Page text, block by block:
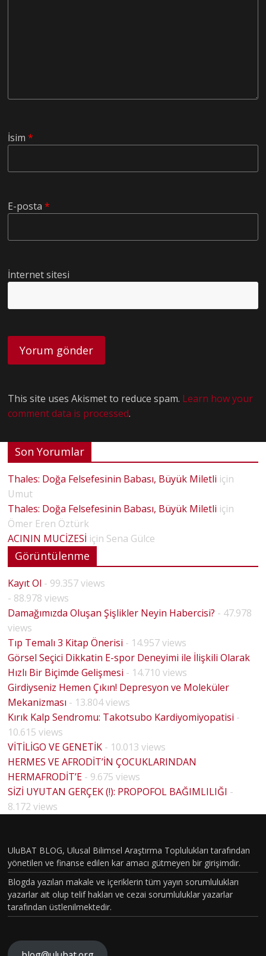
İsim*
E-posta*
İnternet sitesi
This site uses Akismet to reduce spam. Learn how your
comment data is processed.
Son Yorumlar
Thales: Doğa Felsefesinin Babası, Büyük Miletli için
Umut
Thales: Doğa Felsefesinin Babası, Büyük Miletli için
Ömer Eren Öztürk
ACININ MUCİZESİ için Sena Gülce
Görüntülenme
Kayıt Ol - 99.357 views
- 88.978 views
Damağımızda Oluşan Şişlikler Neyin Habercisi? - 47.978
views
Tıp Temalı 3 Kitap Önerisi - 14.957 views
Görsel Seçici Dikkatin E-spor Deneyimi ile İlişkili Olarak
Hızlı Bir Biçimde Gelişmesi - 14.710 views
Girdiyseniz Hemen Çıkın! Depresyon ve Moleküler
Mekanizması - 13.804 views
Kırık Kalp Sendromu: Takotsubo Kardiyomiyopatisi -
10.615 views
VİTİLİGO VE GENETİK - 10.013 views
HERMES VE AFRODİT’İN ÇOCUKLARINDAN
HERMAFRODİT’E - 9.675 views
SİZİ UYUTAN GERÇEK (!): PROPOFOL BAĞIMLILIĞI -
8.172 views
UluBAT BLOG, Ulusal Bilimsel Araştırma Toplulukları tarafından
yönetilen ve finanse edilen kar amacı gütmeyen bir girişimdir.
Blogda yazılan makale ve içeriklerin tüm yayın sorumlulukları
yazarlar ait olup telif hakları ve cezai sorumluluklar yazarlar
tarafından üstlenilmektedir.
T
HOUSE
MD
BÖLÜM
VAKASI
GERÇEK
OLDU :
TÜRKİY